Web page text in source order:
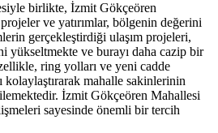
birlikte, İzmit Gökçeören
ve yatırımlar, bölgenin değerini
gerçekleştirdiği ulaşım projeleri,
yükseltmekte ve burayı daha cazip bir
ring yolları ve yeni cadde
kolaylaştırarak mahalle sakinlerinin
İzmit Gökçeören Mahallesi
sayesinde önemli bir tercih